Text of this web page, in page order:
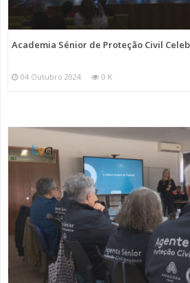
Academia Sénior de Proteção Civil
04 Outubro 2024 0 K